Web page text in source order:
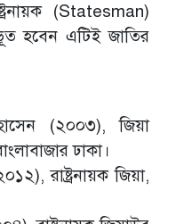
(Statesman)
হবেন এটিই জাতির
(২০০৩), জিয়া
ঢাকা।
রাষ্ট্রনায়ক জিয়া,